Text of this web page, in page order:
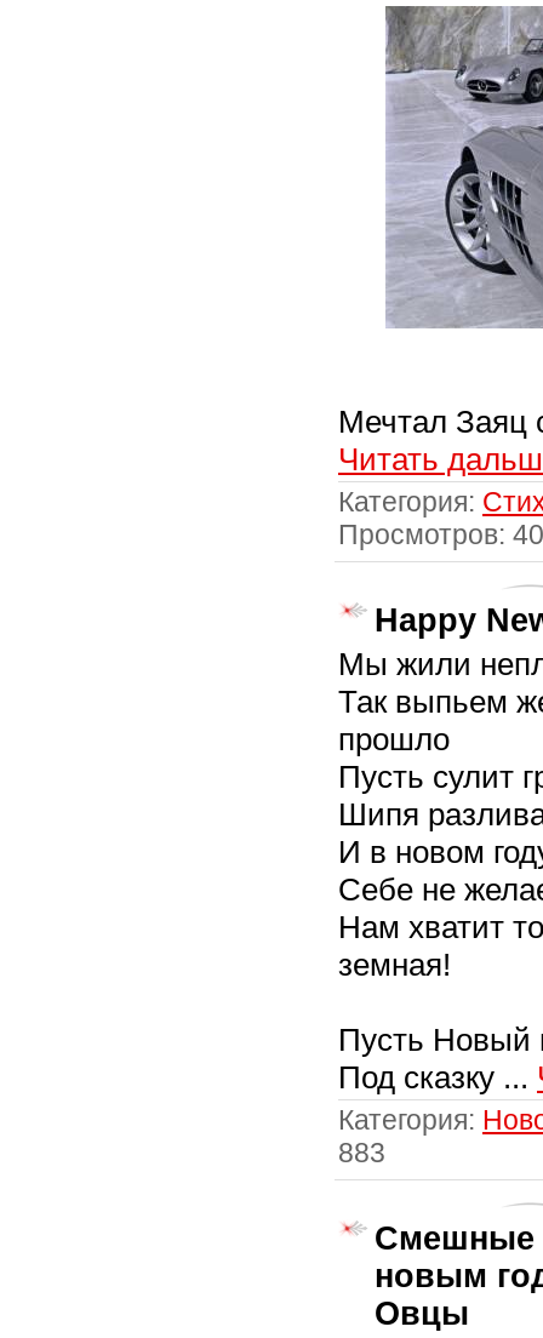
Мечтал Заяц
Читать
Категория:
Просмотров:
Happy
Мы жили
Так выпьем
прошло
Пусть сулит
Шипя
И в новом
Себе не
Нам хватит
земная!
Пусть Новый
Под сказку ...
Категория:
883
Смешные
новым
Овцы